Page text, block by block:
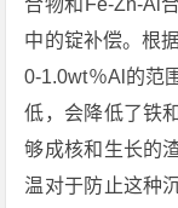
中的锭补偿。根
0-1.0wt％Al的范
低，会降低了铁
够成核和生长的
温对于防止这种